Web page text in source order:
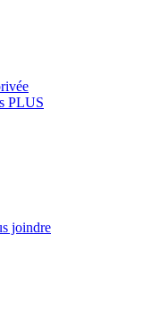
PLUS
joindre